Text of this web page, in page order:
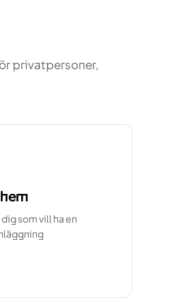
privatpersoner,
dig som vill ha en